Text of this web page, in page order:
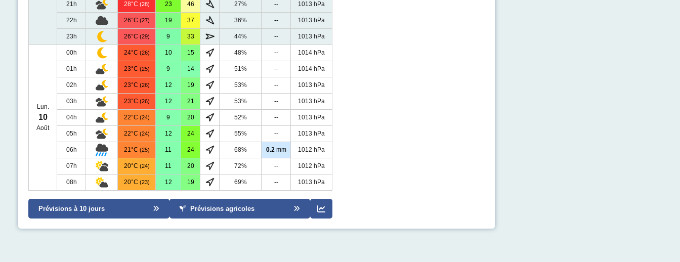
21h 28°C (28) 23 46 27% -- 1013 hPa
22h 26°C (27) 19 37 36% -- 1013 hPa
23h 26°C (29) 9 33 44% -- 1013 hPa
Lun.
10
Août
00h 24°C (26) 10 15 48% -- 1014 hPa
01h 23°C (25) 9 14 51% -- 1014 hPa
02h 23°C (26) 12 19 53% -- 1013 hPa
03h 23°C (26) 12 21 53% -- 1013 hPa
04h 22°C (24) 9 20 52% -- 1013 hPa
05h 22°C (24) 12 24 55% -- 1013 hPa
06h 21°C (25) 11 24 68% 0.2mm 1012 hPa
07h 20°C (24) 11 20 72% -- 1012 hPa
08h 20°C (23) 12 19 69% -- 1013 hPa
Prévisions à 10 jours Prévisions agricoles